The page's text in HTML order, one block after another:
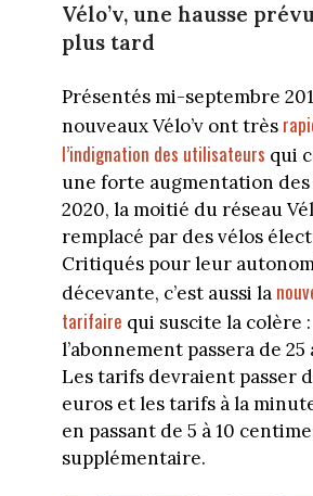
Vélo’v, une hausse
plus tard
Présentés mi-septembre
nouveaux Vélo’v ont très
l’indignation des utilisateurs qui
une forte augmentation des
2020, la moitié du réseau
remplacé par des vélos
Critiqués pour leur
décevante, c’est aussi la
tarifaire qui suscite la colère :
l’abonnement passera de 25
Les tarifs devraient passer
euros et les tarifs à la
en passant de 5 à 10
supplémentaire.